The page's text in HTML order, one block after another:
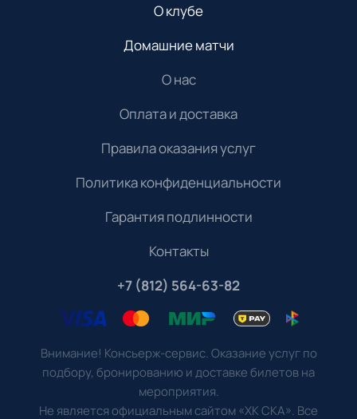
О клубе
Домашние матчи
О нас
Оплата и доставка
Правила оказания услуг
Политика конфиденциальности
Гарантия подлинности
Контакты
+7 (812) 564-63-82
Внимание! Консьерж-сервис. Оказание услуг по
подбору, бронированию и доставке билетов на
мероприятия.
Не является официальным сайтом «ХК СКА». Все